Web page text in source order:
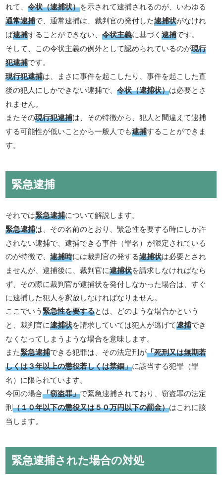
れて、令状（逮捕状）を示されて逮捕されるのが、いわゆる
通常逮捕で、通常逮捕は、裁判官の発付した逮捕状がなけれ
ば逮捕することができない、令状主義に基づく逮捕です。
そして、この令状主義の例外として認められているのが現行
犯逮捕です。
現行犯逮捕は、まさに事件を起こしたり、事件を起こした直
後の犯人にしかできない逮捕で、令状（逮捕状）は必要とさ
れません。
またその現行犯逮捕は、その特徴から、犯人と間違えて逮捕
する可能性が低いことから一般人でも逮捕することができま
す。
緊急逮捕
それでは緊急逮捕について解説します。
緊急逮捕は、その名前のとおり、緊急性を要する時にしか許
されない逮捕で、逮捕できる事件（罪名）が限定されている
のが特徴で、逮捕時には裁判官の発する逮捕状は必要とされ
ませんが、逮捕後に、裁判官に逮捕状を請求しなければなら
ず、その際に裁判官が逮捕状を発付しなかった場合は、すぐ
に逮捕した犯人を釈放しなければなりません。
ここでいう緊急性を要するとは、どのような場合かという
と、裁判官に逮捕状を請求していては犯人が逃げて逮捕でき
なくなってしまうような場合を意味します。
また緊急逮捕できる犯罪は、その法定刑が「死刑又は無期若
しくは３年以上の懲役若しくは禁錮」に該当する犯罪（罪
名）に限られています。
今回の場合「窃盗罪」で緊急逮捕されており、窃盗罪の法定
刑（１０年以下の懲役又は５０万円以下の罰金）はこれに該
当します。
緊急逮捕された場合の対処